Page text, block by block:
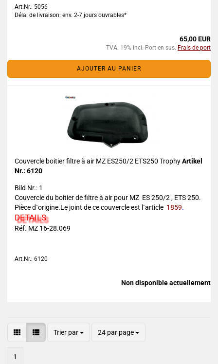
Art.Nr.: 5056
Délai de livraison: env. 2-7 jours ouvrables*
65,00 EUR
TVA. 19% incl. Port en sus. Frais de port
AJOUTER AU PANIER
Couvercle boitier filtre à air MZ ES250/2 ETS250 TrophyArtikel
Nr.: 6120
Bild Nr.: 1
Couvercle du boitier de filtre à air pour MZ ES 250/2 , ETS 250.
Pièce d´origine.Le joint de ce couvercle est l´article 1859.
DETAILS
Réf. MZ 16-28.069
Art.Nr.: 6120
Non disponible actuellement
Trier par 24 par page
1